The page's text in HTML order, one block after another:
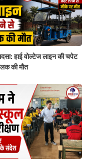
हाई वोल्टेज लाइन की चपेट
की मौत